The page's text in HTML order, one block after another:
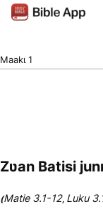
Maakɩ 1
Zʋan Batisi
(Matie 3.1-12, Luku